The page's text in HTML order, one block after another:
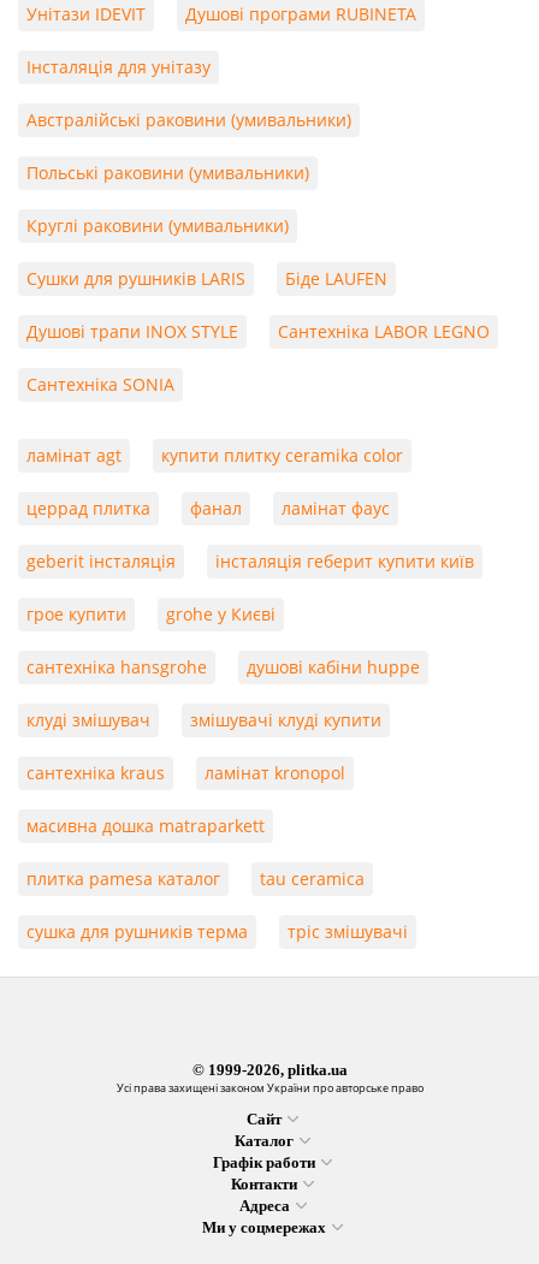
Унітази IDEVIT Душові програми RUBINETA
Інсталяція для унітазу
Австралійські раковини (умивальники)
Польські раковини (умивальники)
Круглі раковини (умивальники)
Сушки для рушників LARIS Біде LAUFEN
Душові трапи INOX STYLE Сантехніка LABOR LEGNO
Сантехніка SONIA
ламінат agt купити плитку ceramika color
церрад плитка фанал ламінат фаус
geberit інсталяція інсталяція геберит купити київ
грое купити grohe у Києві
сантехніка hansgrohe душові кабіни huppe
клуді змішувач змішувачі клуді купити
сантехніка kraus ламінат kronopol
масивна дошка matraparkett
плитка pamesa каталог tau ceramica
сушка для рушників терма тріс змішувачі
© 1999-2026, plitka.ua
Усі права захищені законом України про авторське право
Сайт
Каталог
Графік работи
Контакти
Адреса
Ми у соцмережах